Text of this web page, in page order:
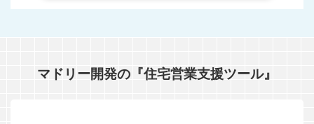
マドリー開発の『住宅営業支援ツール』